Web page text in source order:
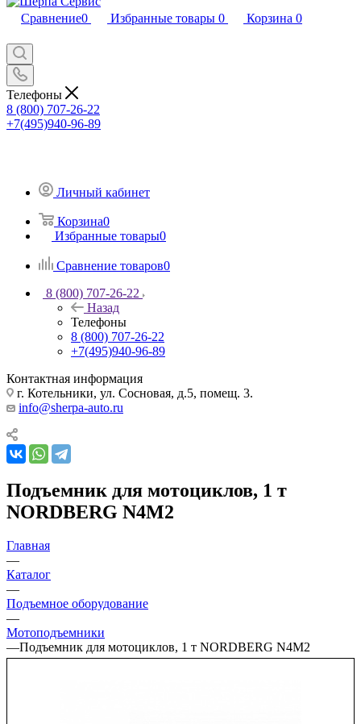
Сравнение0 Избранные товары 0 Корзина 0
Телефоны
8 (800) 707-26-22
+7(495)940-96-89
Личный кабинет
Корзина0
Избранные товары0
Сравнение товаров0
8 (800) 707-26-22
Назад
Телефоны
8 (800) 707-26-22
+7(495)940-96-89
Контактная информация
г. Котельники, ул. Сосновая, д.5, помещ. 3.
info@sherpa-auto.ru
Подъемник для мотоциклов, 1 т
NORDBERG N4M2
Главная
—
Каталог
—
Подъемное оборудование
—
Мотоподъемники
—Подъемник для мотоциклов, 1 т NORDBERG N4M2